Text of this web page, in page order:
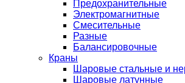
Предохранительные
Электромагнитные
Смесительные
Разные
Балансировочные
Краны
Шаровые стальные и
Шаровые латунные